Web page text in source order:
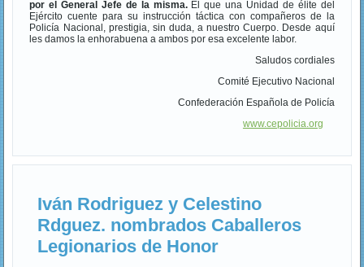
por el General Jefe de la misma.El que una Unidad de élite del
Ejército cuente para su instrucción táctica con compañeros de la
Policía Nacional, prestigia, sin duda, a nuestro Cuerpo. Desde aquí
les damos la enhorabuena a ambos por esa excelente labor.
Saludos cordiales
Comité Ejecutivo Nacional
Confederación Española de Policía
www.cepolicia.org
Iván Rodriguez y Celestino
Rdguez. nombrados Caballeros
Legionarios de Honor